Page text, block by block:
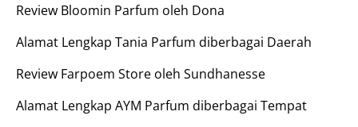
Review Bloomin Parfum oleh Dona
Alamat Lengkap Tania Parfum diberbagai Daerah
Review Farpoem Store oleh Sundhanesse
Alamat Lengkap AYM Parfum diberbagai Tempat